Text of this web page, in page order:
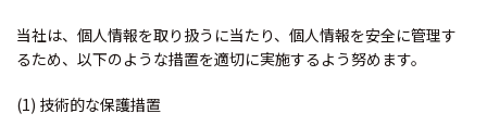
当社は、個人情報を取り扱うに当たり、個人情報を安全に管理す
るため、以下のような措置を適切に実施するよう努めます。
(1) 技術的な保護措置